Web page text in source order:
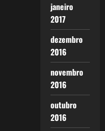
janeiro
2017
dezembro
2016
novembro
2016
outubro
2016